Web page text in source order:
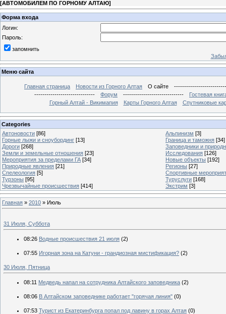
[АВТОМОБИЛЕМ ПО ГОРНОМУ АЛТАЮ]
Форма входа
Логин:
Пароль:
запомнить
Меню сайта
Главная страница Новости из Горного Алтая О сайте
------------------------------
Форум ------------------------------
Гостевая
Горный Алтай - Викимапия
Карты Горного Алтая Спутниковые
Categories
Автоновости [86] Альпинизм [3]
Горные лыжи и сноубординг [13] Граница и таможня [34]
Дороги [268]
Заповедники и
Земли и земельные отношения [23] Исследования [126]
Мероприятия за пределами ГА [34] Новые объекты [192]
Природные явления [21] Регионы [27]
Спелеология [5]
Спортивные
Турзоны [95] Туруслуги [168]
Чрезвычайные происшествия [414] Экстрим [3]
Главная » 2010 » Июль
31 Июля, Суббота
08:26 Водные происшествия 21 июля (2)
07:55 Игорная зона на Катуни - грандиозная мистификация? (2)
30 Июля, Пятница
08:11 Медведь напал на сотрудника Алтайского заповедника (2)
08:06 В Алтайском заповеднике работает "горячая линия" (0)
07:53 Турист из Екатеринбурга попал под лавину в горах Алтая (0)